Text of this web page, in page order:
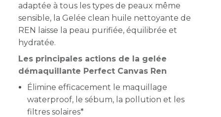
adaptée à tous les types de peaux même
sensible, la Gelée clean huile nettoyante de
REN laisse la peau purifiée, équilibrée et
hydratée.
Les principales actions de la gelée
démaquillante Perfect Canvas Ren
Élimine efficacement le maquillage
waterproof, le sébum, la pollution et les
filtres solaires*